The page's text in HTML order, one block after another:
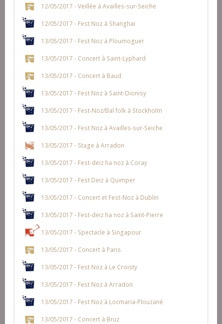
12/05/2017 - Veillée à Availles-sur-Seiche
12/05/2017 - Fest Noz à Shanghai
13/05/2017 - Fest Noz à Ploumoguer
13/05/2017 - Concert à Saint-Lyphard
13/05/2017 - Concert à Baud
13/05/2017 - Fest Noz à Saint-Dionisy
13/05/2017 - Fest-Noz/Bal folk à Stockholm
13/05/2017 - Fest Noz à Availles-sur-Seiche
13/05/2017 - Stage à Arradon
13/05/2017 - Fest-deiz ha noz à Coray
13/05/2017 - Fest Deiz à Quimper
13/05/2017 - Concert et Fest-Noz à Dublin
13/05/2017 - Fest-deiz ha noz à Saint-Pierre
13/05/2017 - Spectacle à Singapour
13/05/2017 - Concert à Paris
13/05/2017 - Fest Noz à Le Croisty
13/05/2017 - Fest Noz à Arradon
13/05/2017 - Fest Noz à Locmaria-Plouzané
13/05/2017 - Concert à Bruz